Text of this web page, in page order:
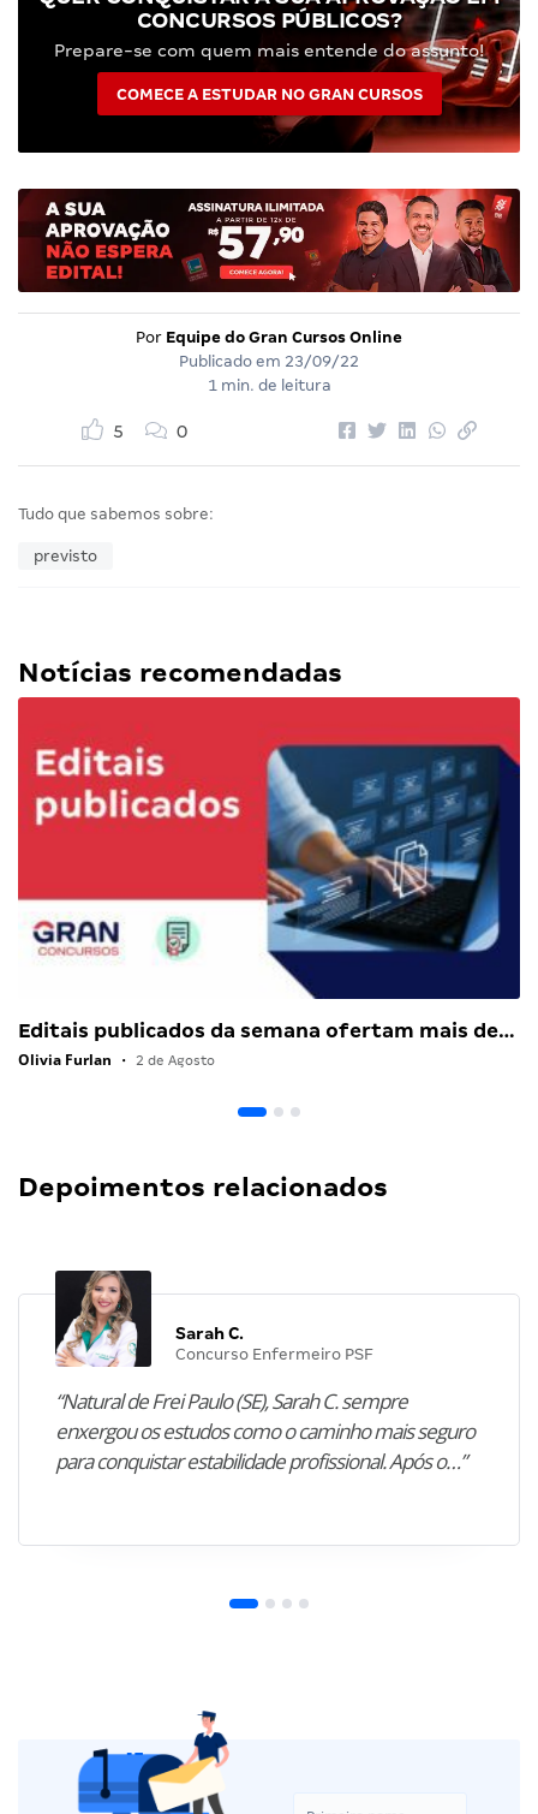
CONCURSOS PÚBLICOS?
Prepare-se com quem mais entende do assunto!
COMECE A ESTUDAR NO GRAN CURSOS
Por Equipe do Gran Cursos Online
Publicado em 23/09/22
1 min. de leitura
5 0
Tudo que sabemos sobre:
previsto
Notícias recomendadas
Editais publicados da semana ofertam mais de…
Olivia Furlan • 2 de Agosto
Depoimentos relacionados
Sarah C.
Concurso Enfermeiro PSF
“Natural de Frei Paulo (SE), Sarah C. sempre
enxergou os estudos como o caminho mais seguro
para conquistar estabilidade profissional. Após o…”